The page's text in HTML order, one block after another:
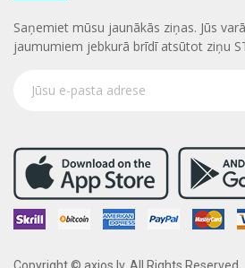
Saņemiet mūsu jaunākās ziņas. Jūs
jaumumiem jebkurā brīdī atsūtot ziņu